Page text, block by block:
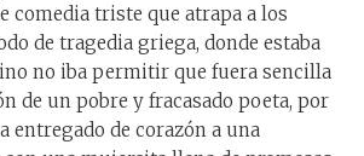
comedia triste que atrapa a los
de tragedia griega, donde estaba
no iba permitir que fuera sencilla
de un pobre y fracasado poeta, por
entregado de corazón a una